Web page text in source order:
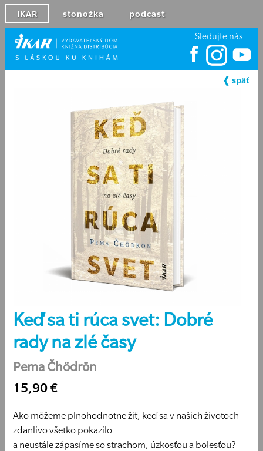
IKAR stonožka podcast
Sledujte nás
Keď sa ti rúca svet: Dobré
rady na zlé časy
Pema Čhödrön
15,90 €
Ako môžeme plnohodnotne žiť, keď sa v našich životoch
zdanlivo všetko pokazilo
a neustále zápasíme so strachom, úzkosťou a bolesťou?
❰ späť